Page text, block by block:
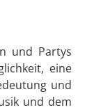
und Partys
eine
und
und dem